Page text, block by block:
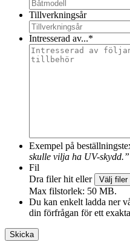
Tillverkningsår
Intresserad av...*
Exempel på
skulle vilja ha UV-skydd.”
Fil
Dra filer hit eller
Välj filer
Max filstorlek: 50 MB.
Du kan enkelt ladda ner
din förfrågan för ett